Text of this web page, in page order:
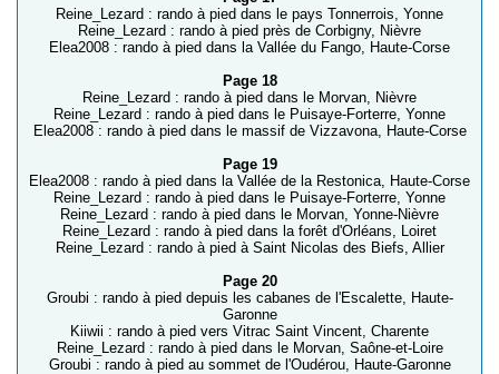
Reine_Lezard : rando à pied dans le pays Tonnerrois, Yonne
Reine_Lezard : rando à pied près de Corbigny, Nièvre
Elea2008 : rando à pied dans la Vallée du Fango, Haute-Corse
Page 18
Reine_Lezard : rando à pied dans le Morvan, Nièvre
Reine_Lezard : rando à pied dans le Puisaye-Forterre, Yonne
Elea2008 : rando à pied dans le massif de Vizzavona, Haute-Corse
Page 19
Elea2008 : rando à pied dans la Vallée de la Restonica, Haute-Corse
Reine_Lezard : rando à pied dans le Puisaye-Forterre, Yonne
Reine_Lezard : rando à pied dans le Morvan, Yonne-Nièvre
Reine_Lezard : rando à pied dans la forêt d'Orléans, Loiret
Reine_Lezard : rando à pied à Saint Nicolas des Biefs, Allier
Page 20
Groubi : rando à pied depuis les cabanes de l'Escalette, Haute-
Garonne
Kiiwii : rando à pied vers Vitrac Saint Vincent, Charente
Reine_Lezard : rando à pied dans le Morvan, Saône-et-Loire
Groubi : rando à pied au sommet de l'Oudérou, Haute-Garonne